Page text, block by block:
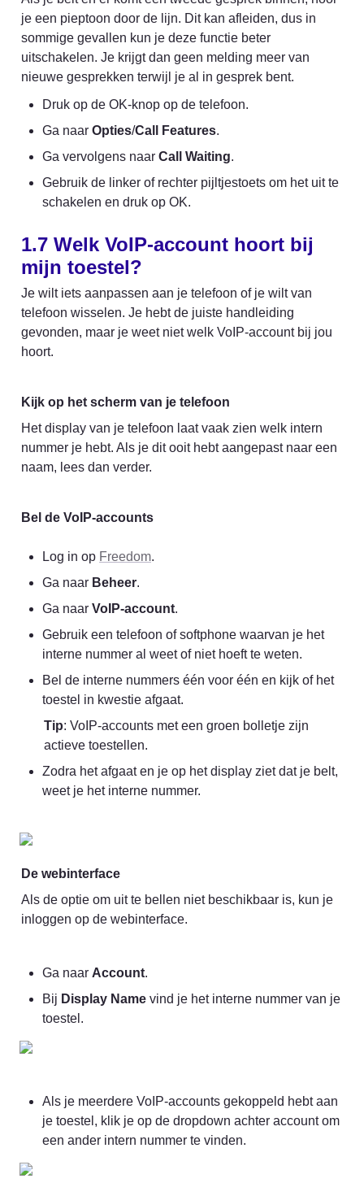
je een pieptoon door de lijn. Dit kan afleiden, dus in
sommige gevallen kun je deze functie beter
uitschakelen. Je krijgt dan geen melding meer van
nieuwe gesprekken terwijl je al in gesprek bent.
Druk op de OK-knop op de telefoon.
Ga naar Opties/Call Features.
Ga vervolgens naar Call Waiting.
Gebruik de linker of rechter pijltjestoets om het uit te
schakelen en druk op OK.
1.7 Welk VoIP-account hoort bij
mijn toestel?
Je wilt iets aanpassen aan je telefoon of je wilt van
telefoon wisselen. Je hebt de juiste handleiding
gevonden, maar je weet niet welk VoIP-account bij jou
hoort.
Kijk op het scherm van je telefoon
Het display van je telefoon laat vaak zien welk intern
nummer je hebt. Als je dit ooit hebt aangepast naar een
naam, lees dan verder.
Bel de VoIP-accounts
Log in op Freedom.
Ga naar Beheer.
Ga naar VoIP-account.
Gebruik een telefoon of softphone waarvan je het
interne nummer al weet of niet hoeft te weten.
Bel de interne nummers één voor één en kijk of het
toestel in kwestie afgaat.
Tip: VoIP-accounts met een groen bolletje zijn
actieve toestellen.
Zodra het afgaat en je op het display ziet dat je belt,
weet je het interne nummer.
De webinterface
Als de optie om uit te bellen niet beschikbaar is, kun je
inloggen op de webinterface.
Ga naar Account.
Bij Display Name vind je het interne nummer van je
toestel.
Als je meerdere VoIP-accounts gekoppeld hebt aan
je toestel, klik je op de dropdown achter account om
een ander intern nummer te vinden.